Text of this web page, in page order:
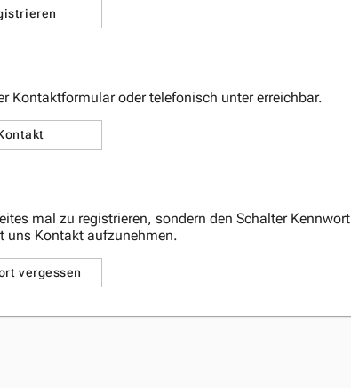
Kontaktformular oder telefonisch untererreichbar.
mal zu registrieren, sondern den Schalter Kennwort
uns Kontakt aufzunehmen.
vergessen